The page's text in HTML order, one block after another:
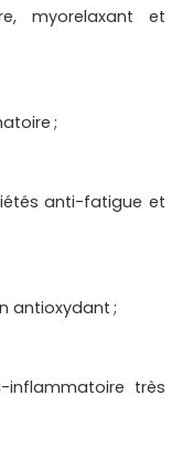
myorelaxant et
;
anti-fatigue et
antioxydant ;
inflammatoire très